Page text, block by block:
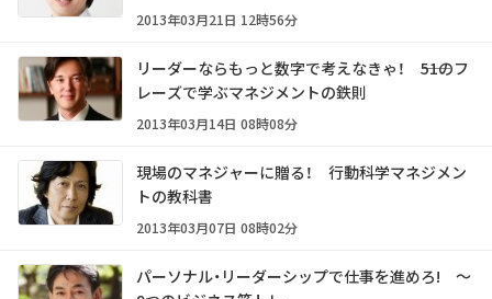
2013年03月21日 12時56分
リーダーならもっと数字で考えなきゃ！ ――51のフ
レーズで学ぶマネジメントの鉄則
2013年03月14日 08時08分
現場のマネジャーに贈る！ 行動科学マネジメン
トの教科書
2013年03月07日 08時02分
パーソナル・リーダーシップで仕事を進めろ! ～